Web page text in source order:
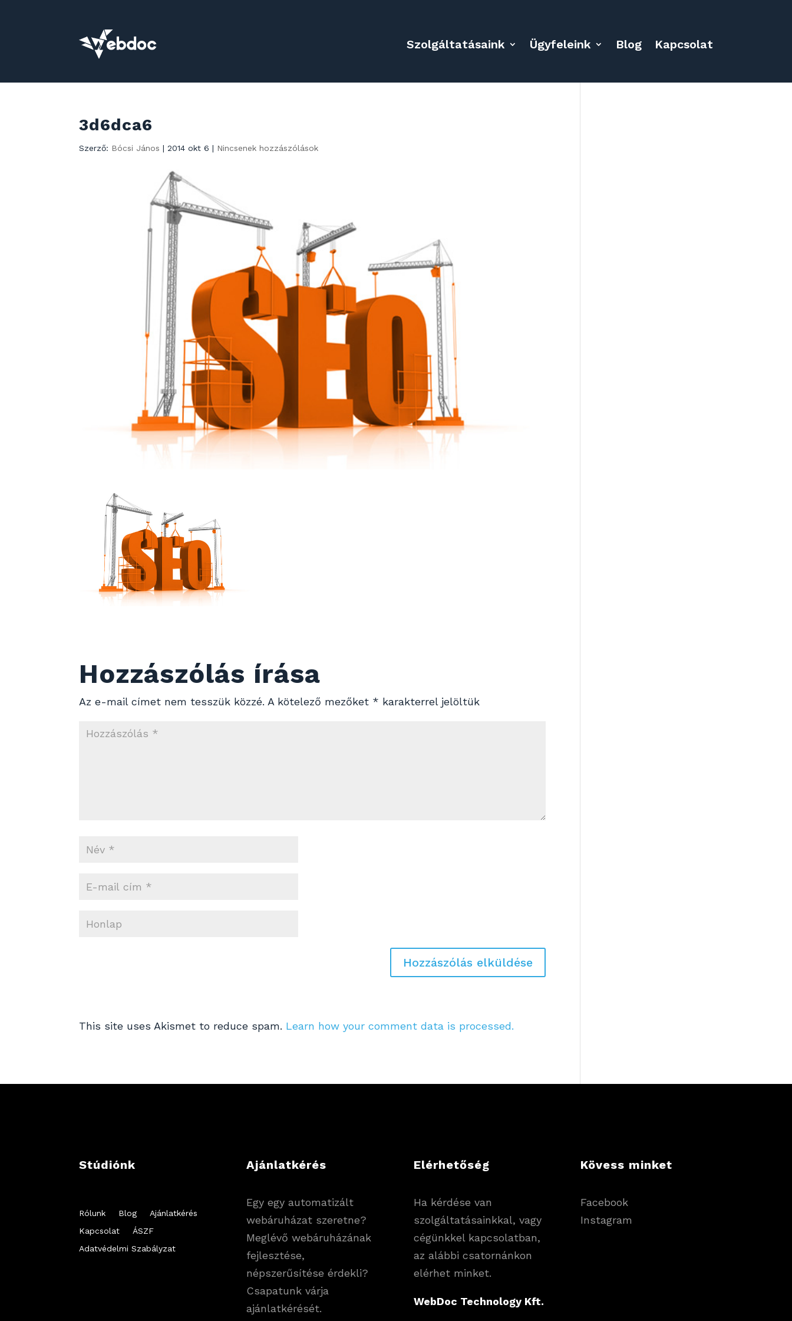
Szolgáltatásaink Ügyfeleink Blog Kapcsolat
3d6dca6
Szerző: Bócsi János |2014 okt 6 | Nincsenek hozzászólások
Hozzászólás írása
Az e-mail címet nem tesszük közzé. A kötelező mezőket * karakterrel jelöltük
This site uses Akismet to reduce spam. Learn how your comment data is processed.
Stúdiónk
Rólunk Blog
Ajánlatkérés
Kapcsolat
ÁSZF
Adatvédelmi Szabályzat
Ajánlatkérés
Egy egy automatizált
webáruházat szeretne?
Meglévő webáruházának
fejlesztése,
népszerűsítése érdekli?
Csapatunk várja
ajánlatkérését.
Elérhetőség
Ha kérdése van
szolgáltatásainkkal, vagy
cégünkkel kapcsolatban,
az alábbi csatornánkon
elérhet minket.
WebDoc Technology Kft.
Kövess minket
Facebook
Instagram